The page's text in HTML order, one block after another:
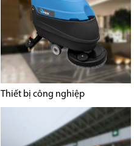
Thiết bị công nghiệp